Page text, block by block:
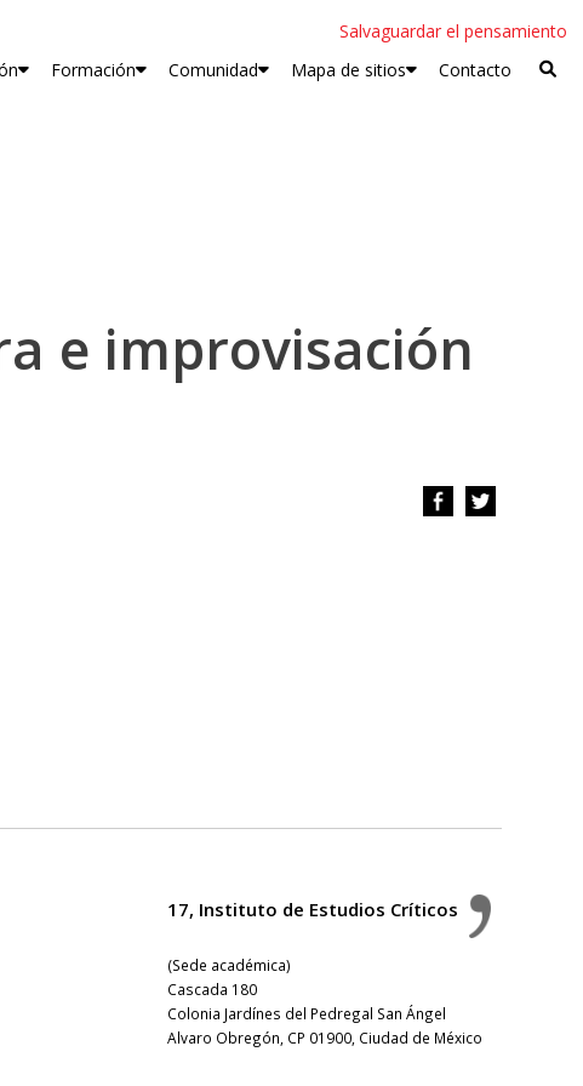
Salvaguardar el pensamiento
Formación Comunidad Mapa de sitios Contacto
e improvisación
17, Instituto de Estudios Críticos
(Sede académica)
Cascada 180
Colonia Jardínes del Pedregal San Ángel
Alvaro Obregón, CP 01900, Ciudad de México